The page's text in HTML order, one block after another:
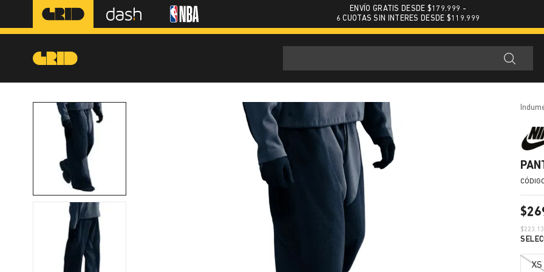
ENVÍO GRATIS DESDE $179.999 -
6 CUOTAS SIN INTERES DESDE $119.999
$
$
XS